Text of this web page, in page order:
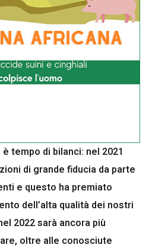
tempo di bilanci: nel 2021
di grande fiducia da parte
e questo ha premiato
dell’alta qualità dei nostri
2022 sarà ancora più
oltre alle conosciute